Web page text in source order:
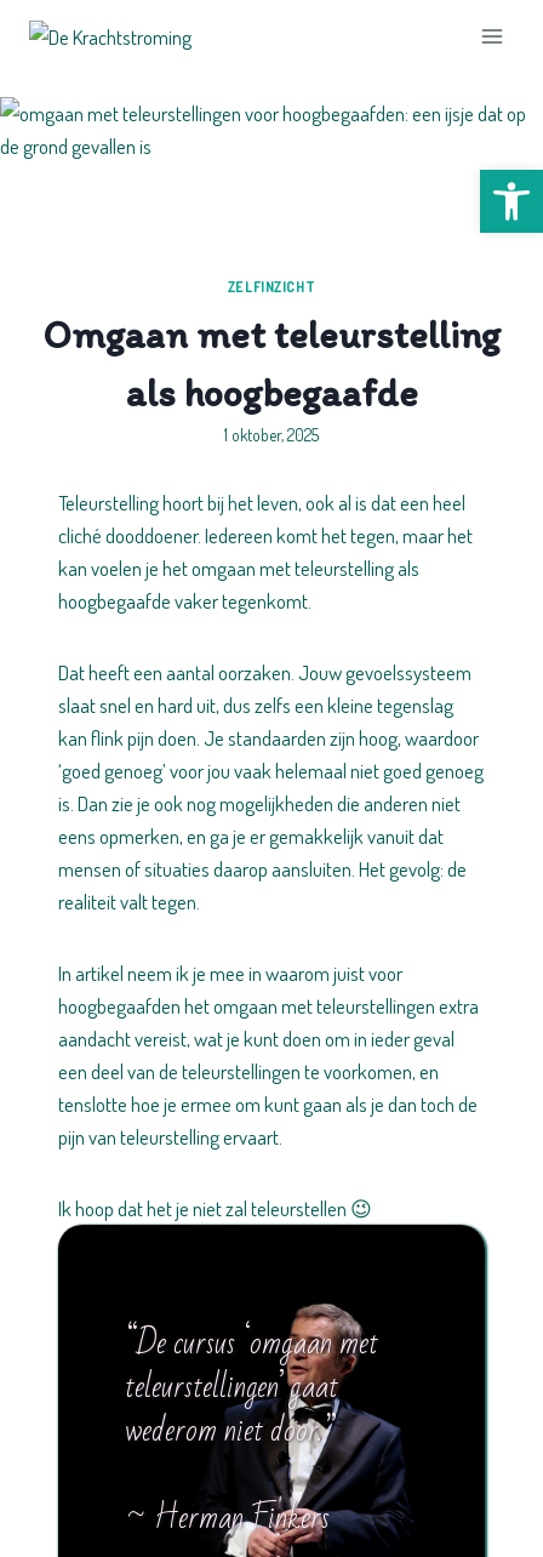
Doorgaan
naar
ZELFINZICHT
Omgaan met teleurstelling
als hoogbegaafde
1 oktober, 2025
Teleurstelling hoort bij het leven, ook al is dat een heel
cliché dooddoener. Iedereen komt het tegen, maar het
kan voelen je het omgaan met teleurstelling als
hoogbegaafde vaker tegenkomt.
Dat heeft een aantal oorzaken. Jouw gevoelssysteem
slaat snel en hard uit, dus zelfs een kleine tegenslag
kan flink pijn doen. Je standaarden zijn hoog, waardoor
‘goed genoeg’ voor jou vaak helemaal niet goed genoeg
is. Dan zie je ook nog mogelijkheden die anderen niet
eens opmerken, en ga je er gemakkelijk vanuit dat
mensen of situaties daarop aansluiten. Het gevolg: de
realiteit valt tegen.
In artikel neem ik je mee in waarom juist voor
hoogbegaafden het omgaan met teleurstellingen extra
aandacht vereist, wat je kunt doen om in ieder geval
een deel van de teleurstellingen te voorkomen, en
tenslotte hoe je ermee om kunt gaan als je dan toch de
pijn van teleurstelling ervaart.
Ik hoop dat het je niet zal teleurstellen 😉
“De cursus ‘omgaan met
teleurstellingen’ gaat
wederom niet door.”
~ Herman Finkers